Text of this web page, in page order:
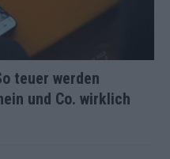
teuer werden
und Co. wirklich